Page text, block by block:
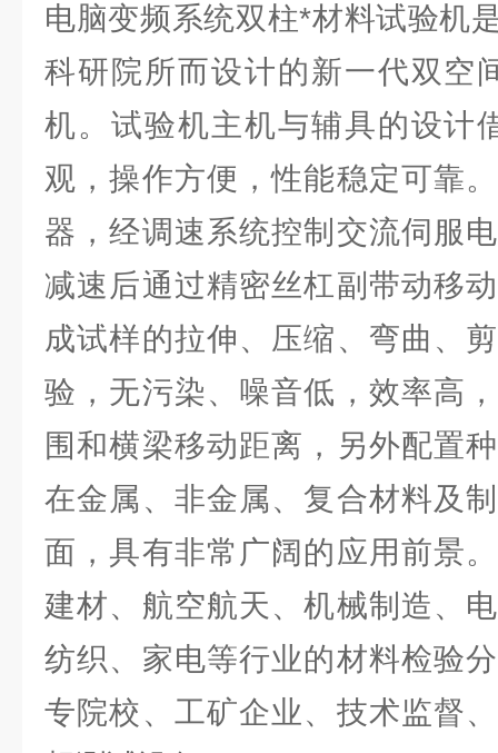
电脑变频系统双柱*材料试验机
科研院所而设计的新一代双空
机。试验机主机与辅具的设计
观，操作方便，性能稳定可靠
器，经调速系统控制交流伺服
减速后通过精密丝杠副带动移
成试样的拉伸、压缩、弯曲、
验，无污染、噪音低，效率高
围和横梁移动距离，另外配置
在金属、非金属、复合材料及
面，具有非常广阔的应用前景
建材、航空航天、机械制造、
纺织、家电等行业的材料检验
专院校、工矿企业、技术监督